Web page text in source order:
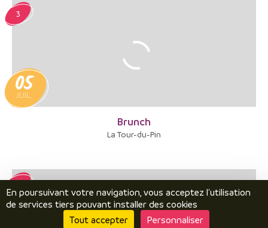
Brunch
La Tour-du-Pin
05
JUIL.
3
En poursuivant votre navigation, vous acceptez l'utilisation
de services tiers pouvant installer des cookies
Tout accepter
Personnaliser